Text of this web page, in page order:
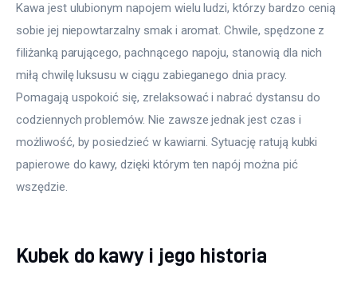
Więcej
Kawa jest ulubionym napojem wielu ludzi, którzy bardzo cenią
sobie jej niepowtarzalny smak i aromat. Chwile, spędzone z
filiżanką parującego, pachnącego napoju, stanowią dla nich
miłą chwilę luksusu w ciągu zabieganego dnia pracy.
Pomagają uspokoić się, zrelaksować i nabrać dystansu do
codziennych problemów. Nie zawsze jednak jest czas i
możliwość, by posiedzieć w kawiarni. Sytuację ratują kubki
papierowe do kawy, dzięki którym ten napój można pić
wszędzie.
Kubek do kawy i jego historia